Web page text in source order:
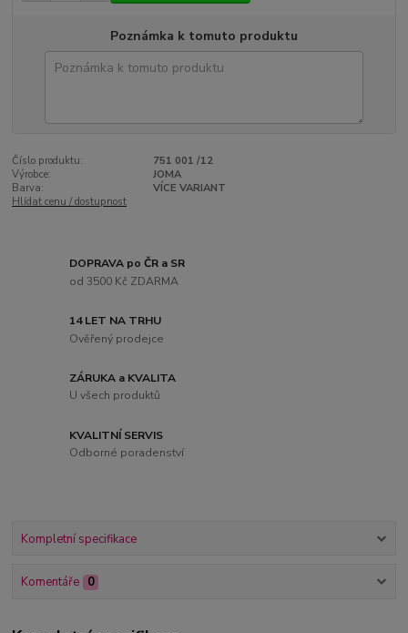
Poznámka k tomuto produktu
Číslo produktu:
751 001 /12
Výrobce:
JOMA
Barva:
VÍCE VARIANT
Hlídat cenu / dostupnost
DOPRAVA po ČR a SR
od 3500 Kč ZDARMA
14 LET NA TRHU
Ověřený prodejce
ZÁRUKA a KVALITA
U všech produktů
KVALITNÍ SERVIS
Odborné poradenství
Kompletní specifikace
Komentáře 0